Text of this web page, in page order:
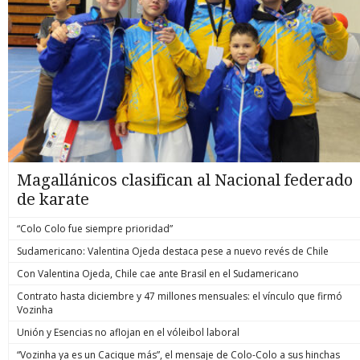
Magallánicos clasifican al Nacional federado
de karate
“Colo Colo fue siempre prioridad”
Sudamericano: Valentina Ojeda destaca pese a nuevo revés de Chile
Con Valentina Ojeda, Chile cae ante Brasil en el Sudamericano
Contrato hasta diciembre y 47 millones mensuales: el vínculo que firmó
Vozinha
Unión y Esencias no aflojan en el vóleibol laboral
“Vozinha ya es un Cacique más”, el mensaje de Colo-Colo a sus hinchas